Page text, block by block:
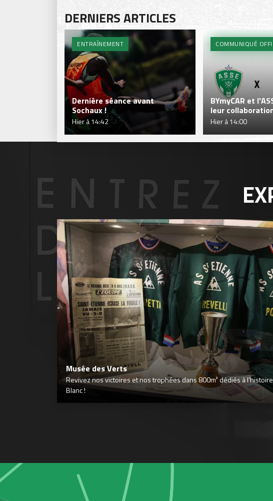
DERNIERS ARTICLES
ENTRAÎNEMENT
Dernière séance avant
Sochaux !
Hier à 14:42
COMMUNIQUÉ
BYmyCAR et
leur
Hier à 14:00
Musée des Verts
Revivez nos victoires et nos trophées dans 800m² dédiés à
Blanc !